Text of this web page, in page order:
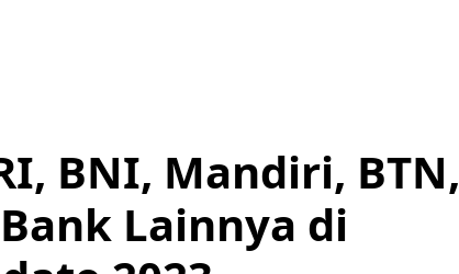
BNI, Mandiri, BTN,
Lainnya di